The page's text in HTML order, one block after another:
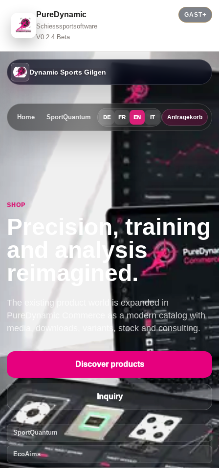
PureDynamic
Schiesssportsoftware
V0.2.4 Beta
GAST
Dynamic Sports Gilgen
Home SportQuantum Events Shop Contact
DE FR EN IT Anfragekorb
SHOP
Precision, training
and analysis
reimagined.
The existing product world is expanded in
PureDynamic Commerce as a modern catalog with
media, downloads, variants, stock and consulting.
Discover products
Inquiry
SportQuantum
EcoAims